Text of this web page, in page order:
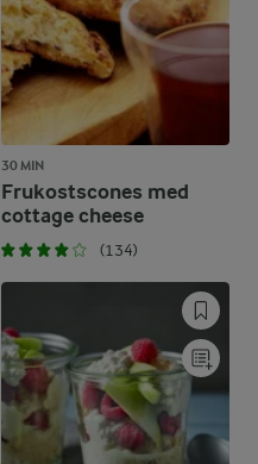
30 MIN
Frukostscones med
cottage cheese
(134)